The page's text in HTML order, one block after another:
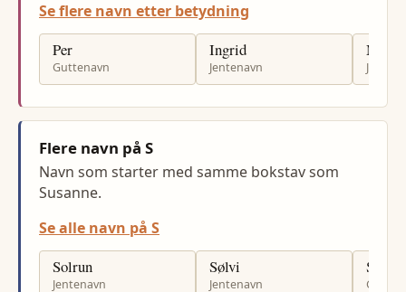
Se flere navn etter betydning
Per
Guttenavn
Ingrid
Jentenavn
Marit
Flere navn på S
Navn som starter med samme bokstav som
Susanne.
Se alle navn på S
Solrun
Jentenavn
Sølvi
Jentenavn
Skjalg